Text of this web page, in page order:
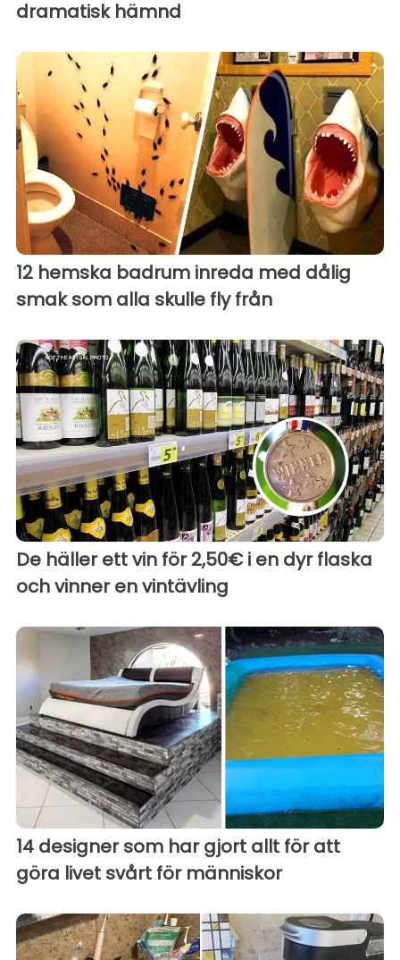
dramatisk hämnd
12 hemska badrum inreda med dålig
smak som alla skulle fly från
De häller ett vin för 2,50€ i en dyr flaska
och vinner en vintävling
14 designer som har gjort allt för att
göra livet svårt för människor